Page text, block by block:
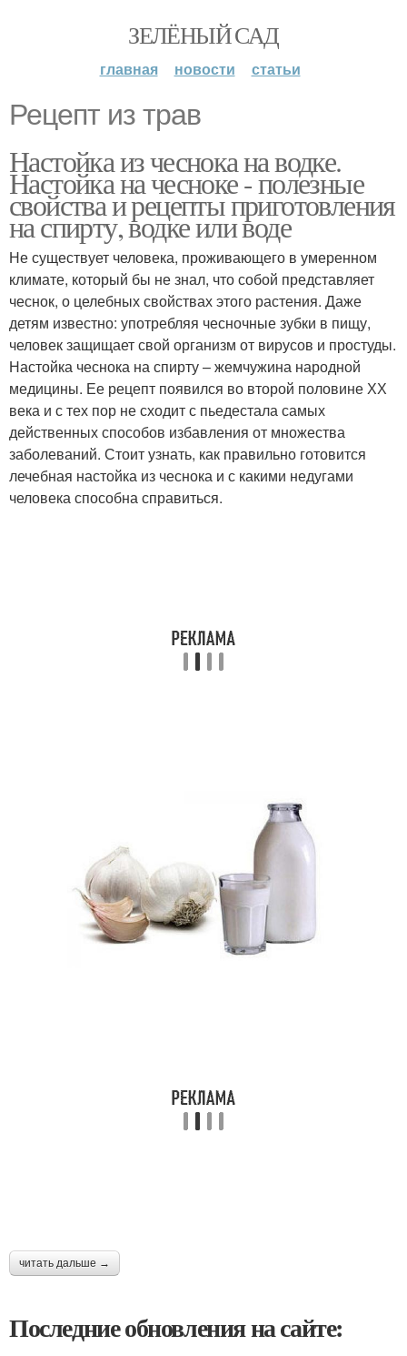
ЗЕЛЁНЫЙ САД
главная новости статьи
Рецепт из трав
Настойка из чеснока на водке.
Настойка на чесноке - полезные
свойства и рецепты приготовления
на спирту, водке или воде
Не существует человека, проживающего в умеренном
климате, который бы не знал, что собой представляет
чеснок, о целебных свойствах этого растения. Даже
детям известно: употребляя чесночные зубки в пищу,
человек защищает свой организм от вирусов и простуды.
Настойка чеснока на спирту – жемчужина народной
медицины. Ее рецепт появился во второй половине ХХ
века и с тех пор не сходит с пьедестала самых
действенных способов избавления от множества
заболеваний. Стоит узнать, как правильно готовится
лечебная настойка из чеснока и с какими недугами
человека способна справиться.
читать дальше →
Последние обновления на сайте: